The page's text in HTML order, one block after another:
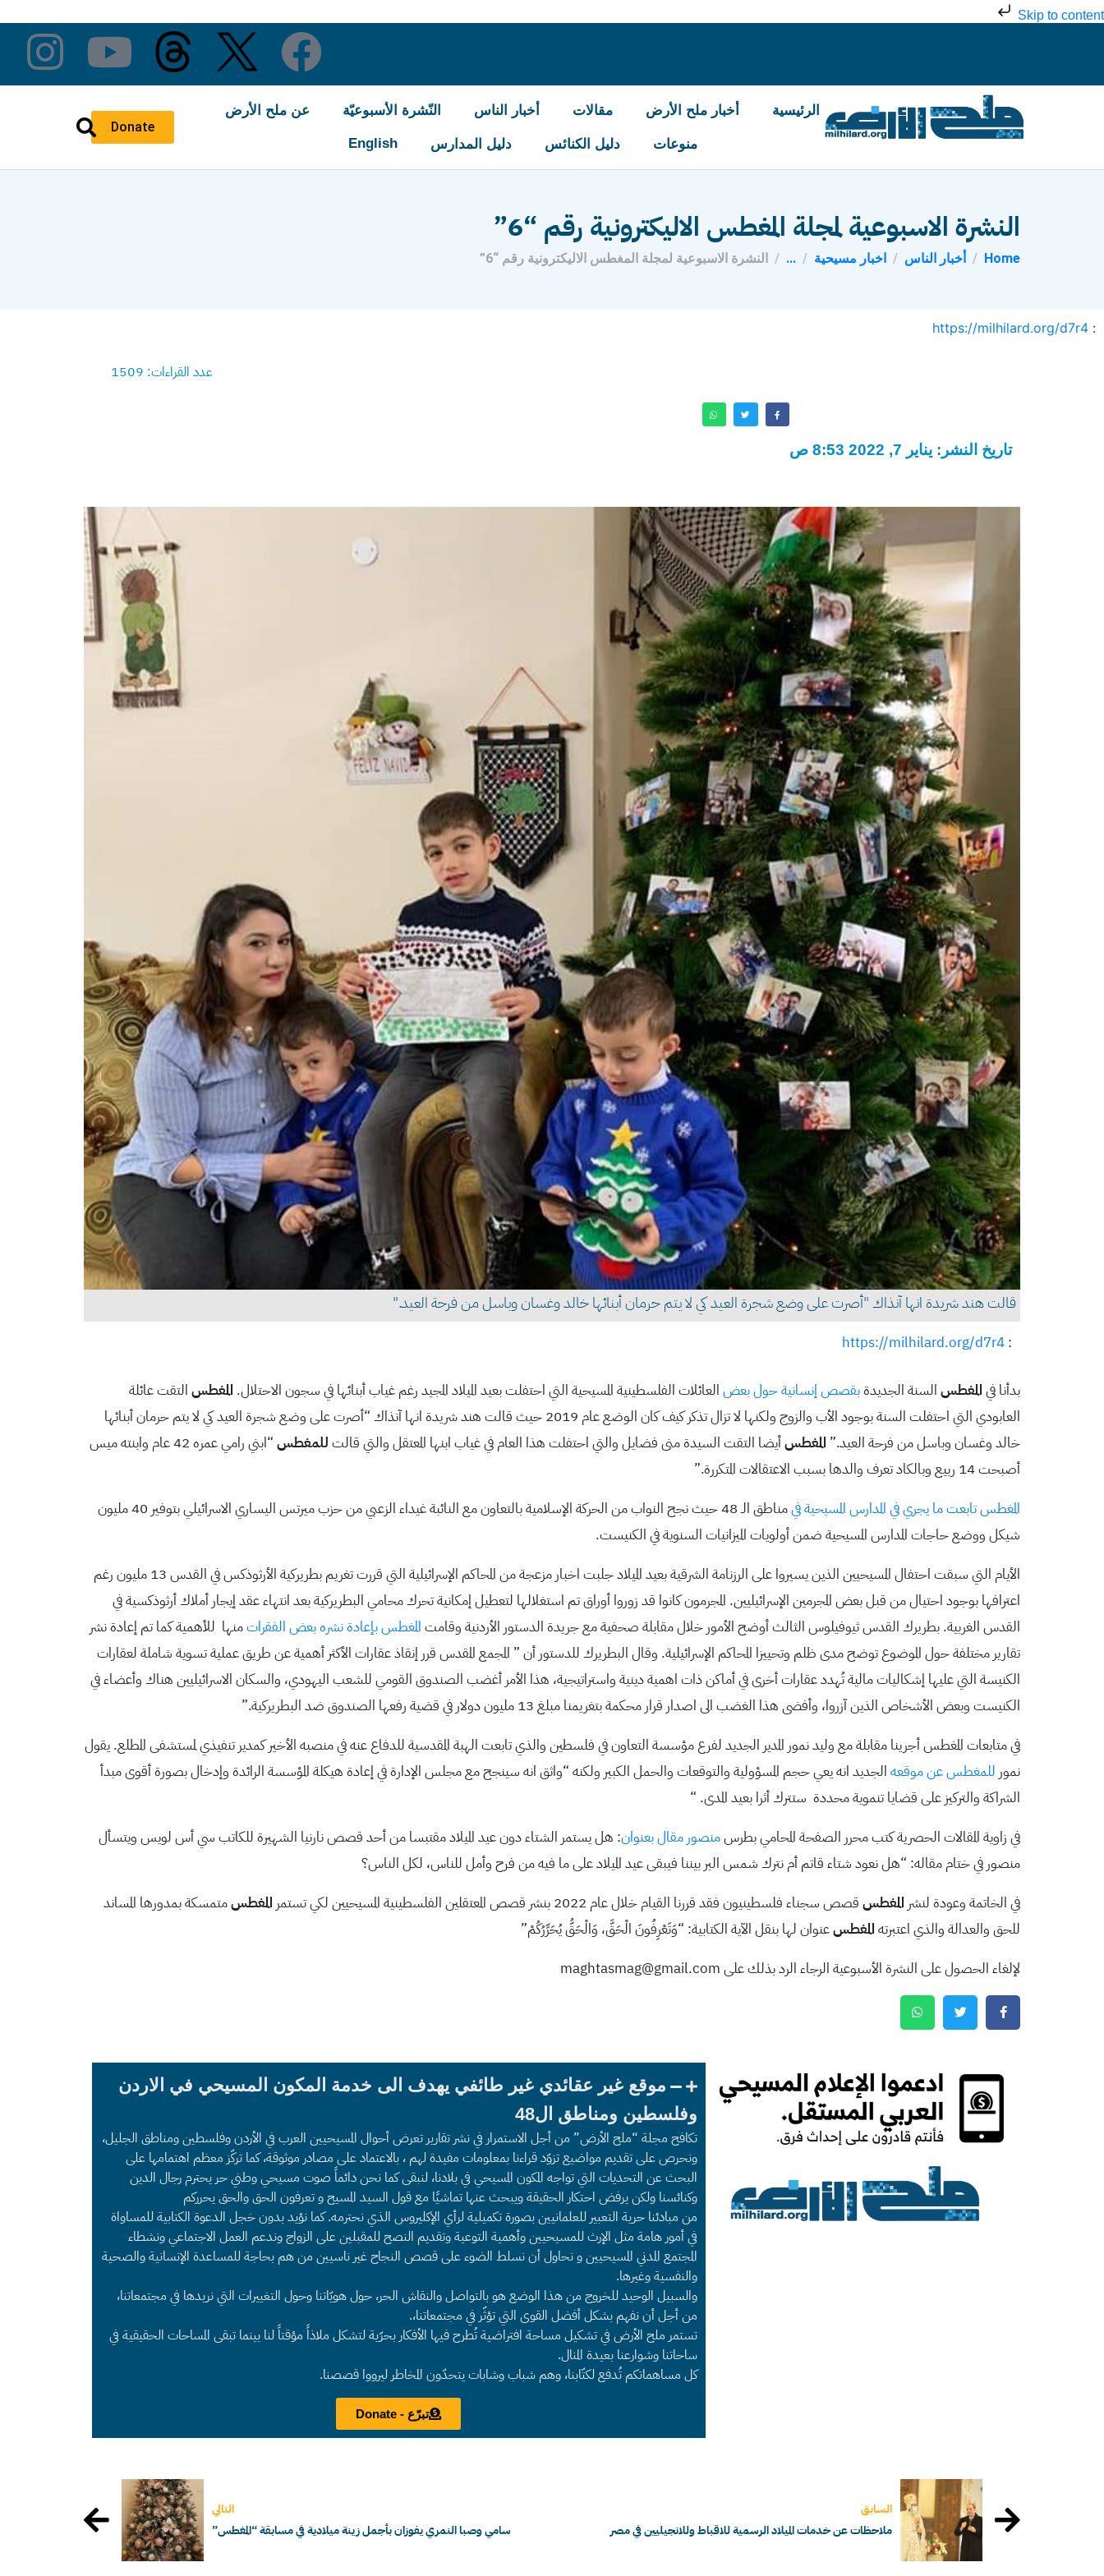
Skip to content
Donate
الرئيسية أخبار ملح الأرض مقالات أخبار الناس النّشرة الأسبوعيّة عن ملح الأرض
منوعات دليل الكنائس دليل المدارس English
النشرة الاسبوعية لمجلة المغطس الاليكترونية رقم “6”
Home أخبار الناس اخبار مسيحية ... النشرة الاسبوعية لمجلة المغطس الاليكترونية رقم “6”
:
https://milhilard.org/d7r4
عدد القراءات: 1509
تاريخ النشر: يناير 7, 2022 8:53 ص
قالت هند شريدة انها آنذاك "أصرت على وضع شجرة العيد كي لا يتم حرمان أبنائها خالد وغسان وباسل من فرحة العيد."
:
https://milhilard.org/d7r4
بدأنا في المغطس السنة الجديدةبقصص إنسانية حول بعض العائلات الفلسطينية المسيحية التي احتفلت بعيد الميلاد المجيد رغم غياب أبنائها في سجون الاحتلال. المغطس التقت عائلة
العابودي التي احتفلت السنة بوجود الأب والزوج ولكنها لا تزال تذكر كيف كان الوضع عام 2019 حيث قالت هند شريدة انها آنذاك “أصرت على وضع شجرة العيد كي لا يتم حرمان أبنائها
خالد وغسان وباسل من فرحة العيد.” المغطسأيضا التقت السيدة منى فضايل والتي احتفلت هذا العام في غياب ابنها المعتقل والتي قالت للمغطس
“ابني رامي عمره 42 عام وابنته ميس
أصبحت 14 ربيع وبالكاد تعرف والدها بسبب الاعتقالات المتكررة.”
المغطس تابعت ما يجري في المدارس المسيحية في
مناطق الـ 48 حيث نجح النواب من الحركة الإسلامية بالتعاون مع النائبة غيداء الزعبي من حزب ميرتس اليساري الاسرائيلي بتوفير 40 مليون
شيكل ووضع حاجات المدارس المسيحية ضمن أولويات الميزانيات السنوية في الكنيست.
الأيام التي سبقت احتفال المسيحيين الذين يسيروا على الرزنامة الشرقية بعيد الميلاد جلبت اخبار مزعجة من المحاكم الإسرائيلية التي قررت تغريم بطريركية الأرثوذكس في القدس 13 مليون رغم
اعترافها بوجود احتيال من قبل بعض المجرمين الإسرائيليين. المجرمون كانوا قد زوروا أوراق تم استغلالها لتعطيل إمكانية تحرك محامي البطريركية بعد انتهاء عقد إيجار أملاك أرثوذكسية في
القدس الغربية. بطريرك القدس ثيوفيلوس الثالث أوضح الأمور خلال مقابلة صحفية مع جريدة الدستور الأردنية وقامت المغطس بإعادة نشره بعض الفقراتمنها للأهمية كما تم إعادة نشر
تقارير مختلفة حول الموضوع توضح مدى ظلم وتحييزا المحاكم الإسرائيلية. وقال البطريرك للدستور أن ” المجمع المقدس قرر إنقاذ عقارات الأكثر أهمية عن طريق عملية تسوية شاملة لعقارات
الكنيسة التي عليها إشكاليات مالية تُهدد عقارات أخرى في أماكن ذات اهمية دينية واستراتيجية، هذا الأمر أغضب الصندوق القومي للشعب اليهودي، والسكان الاسرائيليين هناك وأعضاء في
الكنيست وبعض الأشخاص الذين آزروا، وأفضى هذا الغضب الى اصدار قرار محكمة بتغريمنا مبلغ 13 مليون دولار في قضية رفعها الصندوق ضد البطريركية.”
في متابعات المغطس أجرينا مقابلة مع وليد نمور المدير الجديد لفرع مؤسسة التعاون في فلسطين والذي تابعت الهبة المقدسية للدفاع عنه في منصبه الأخير كمدير تنفيذي لمستشفى المطلع. يقول
نمور للمغطس عن موقعه الجديد انه يعي حجم المسؤولية والتوقعات والحمل الكبير ولكنه “واثق انه سينجح مع مجلس الإدارة في إعادة هيكلة المؤسسة الرائدة وإدخال بصورة أقوى مبدأ
الشراكة والتركيز على قضايا تنموية محددة ستترك أثرا بعيد المدى. “
في زاوية المقالات الحصرية كتب محرر الصفحة المحامي بطرسمنصور مقال بعنوان: هل يستمر الشتاء دون عيد الميلاد مقتبسا من أحد قصص نارنيا الشهيرة للكاتب سي أس لويس ويتسأل
منصور في ختام مقاله: “هل نعود شتاء قاتم أم نترك شمس البر بيننا فيبقى عيد الميلاد على ما فيه من فرح وأمل للناس، لكل الناس؟
في الخاتمة وعودة لنشر المغطس قصص سجناء فلسطينيون فقد قررنا القيام خلال عام 2022 بنشر قصص المعتقلين الفلسطينية المسيحيين لكي تستمر المغطسمتمسكة بمدورها المساند
للحق والعدالة والذي اعتبرته المغطسعنوان لها بنقل الآية الكتابية: “وَتَعْرِفُونَ الْحَقَّ، وَالْحَقُّ يُحَرِّرُكُمْ”
لإلغاء الحصول على النشرة الأسبوعية الرجاء الرد بذلك على maghtasmag@gmail.com
موقع غير عقائدي غير طائفي يهدف الى خدمة المكون المسيحي في الاردن
وفلسطين ومناطق ال48
تكافح مجلة “ملح الأرض” من أجل الاستمرار في نشر تقارير تعرض أحوال المسيحيين العرب في الأردن وفلسطين ومناطق الجليل،
ونحرص على تقديم مواضيع تزوّد قراءنا بمعلومات مفيدة لهم ، بالاعتماد على مصادر موثوقة، كما تركّز معظم اهتمامها على
البحث عن التحديات التي تواجه المكون المسيحي في بلادنا، لنبقى كما نحن دائماً صوت مسيحي وطني حر يحترم رجال الدين
وكنائسنا ولكن يرفض احتكار الحقيقة ويبحث عنها تماشيًا مع قول السيد المسيح و تعرفون الحق والحق يحرركم
من مبادئنا حرية التعبير للعلمانيين بصورة تكميلية لرأي الإكليروس الذي نحترمه. كما نؤيد بدون خجل الدعوة الكتابية للمساواة
في أمور هامة مثل الإرث للمسيحيين وأهمية التوعية وتقديم النصح للمقبلين على الزواج وندعم العمل الاجتماعي ونشطاء
المجتمع المدني المسيحيين و نحاول أن نسلط الضوء على قصص النجاح غير ناسيين من هم بحاجة للمساعدة الإنسانية والصحية
والنفسية وغيرها.
والسبيل الوحيد للخروج من هذا الوضع هو بالتواصل والنقاش الحر، حول هويّاتنا وحول التغييرات التي نريدها في مجتمعاتنا،
من أجل أن نفهم بشكل أفضل القوى التي تؤثّر في مجتمعاتنا،.
تستمر ملح الأرض في تشكيل مساحة افتراضية تُطرح فيها الأفكار بحرّية لتشكل ملاذاً مؤقتاً لنا بينما تبقى المساحات الحقيقية في
ساحاتنا وشوارعنا بعيدة المنال.
كل مساهماتكم تُدفع لكتّابنا، وهم شباب وشابات يتحدّون المخاطر ليرووا قصصنا.
تبرّع - Donate
السابق
ملاحظات عن خدمات الميلاد الرسمية للاقباط وللانجيليين في مصر
التالي
سامي وصبا النمري يفوزان بأجمل زينة ميلادية في مسابقة “المغطس”